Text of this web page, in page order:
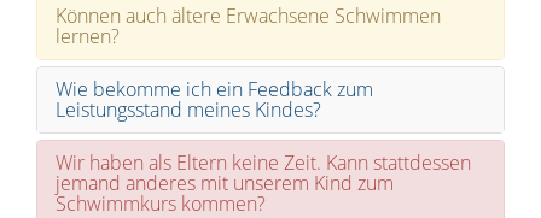
Können auch ältere Erwachsene Schwimmen
lernen?
Wie bekomme ich ein Feedback zum
Leistungsstand meines Kindes?
Wir haben als Eltern keine Zeit. Kann stattdessen
jemand anderes mit unserem Kind zum
Schwimmkurs kommen?